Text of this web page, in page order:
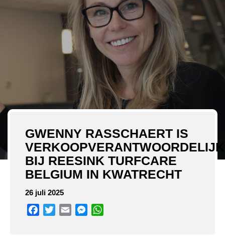
GWENNY RASSCHAERT IS
BIJ REESINK TURFCARE
BELGIUM IN KWATRECHT
26 juli 2025
Facebook
TwitterEmail Messenger